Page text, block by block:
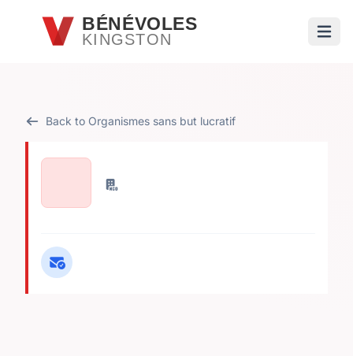
Passer au contenu principal
BÉNÉVOLES
KINGSTON
Back to Organismes sans but lucratif